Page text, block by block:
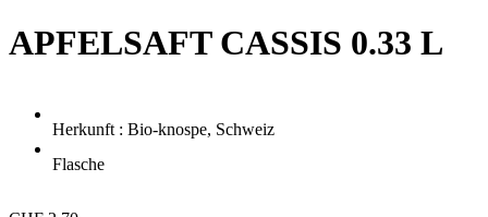
APFELSAFT CASSIS 0.33 L
Herkunft : Bio-knospe, Schweiz
Flasche